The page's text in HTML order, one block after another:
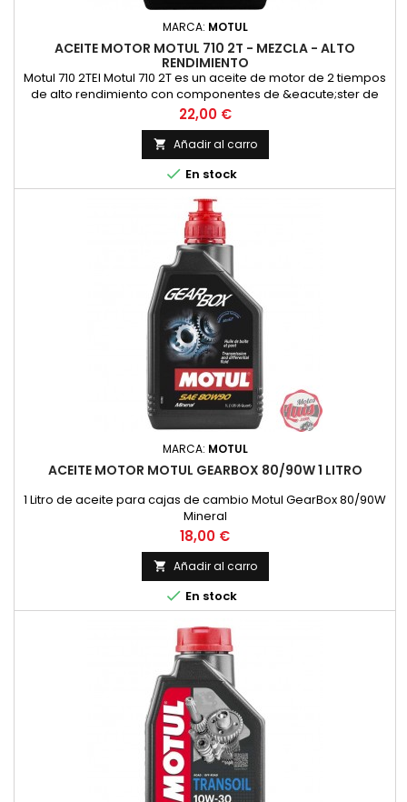
MARCA: MOTUL
ACEITE MOTOR MOTUL 710 2T - MEZCLA - ALTO
RENDIMIENTO
Motul 710 2TEl Motul 710 2T es un aceite de motor de 2 tiempos
de alto rendimiento con componentes de &eacute;ster de
alta calidad para las m&aacute;s altas exigencias en las
carreras y en la carretera en todos los motores de 2 tiempos
con inyecci&oacute;n o carburador. Adecuado para la
lubricaci&oacute;n mixta y separada. Compatible con los
modernos...
Precio
22,00 €
 Añadir al carro
 En stock
MARCA: MOTUL
ACEITE MOTOR MOTUL GEARBOX 80/90W 1 LITRO
1 Litro de aceite para cajas de cambio Motul GearBox 80/90W
Mineral
Precio
18,00 €
 Añadir al carro
 En stock